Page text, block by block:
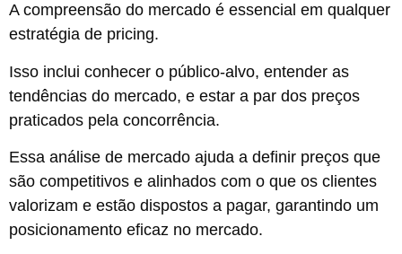
A compreensão do mercado é essencial em qualquer
estratégia de pricing.
Isso inclui conhecer o público-alvo, entender as
tendências do mercado, e estar a par dos preços
praticados pela concorrência.
Essa análise de mercado ajuda a definir preços que
são competitivos e alinhados com o que os clientes
valorizam e estão dispostos a pagar, garantindo um
posicionamento eficaz no mercado.